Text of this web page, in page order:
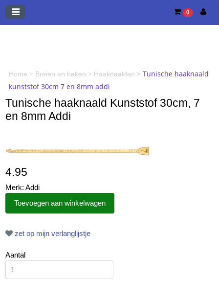
0
Home > Breien en haken > Haaknaalden > Tunische haaknaald
kunststof 30cm 7 en 8mm addi
Tunische haaknaald Kunststof 30cm, 7
en 8mm Addi
4.95
Merk: Addi
zet op mijn verlanglijstje
Aantal